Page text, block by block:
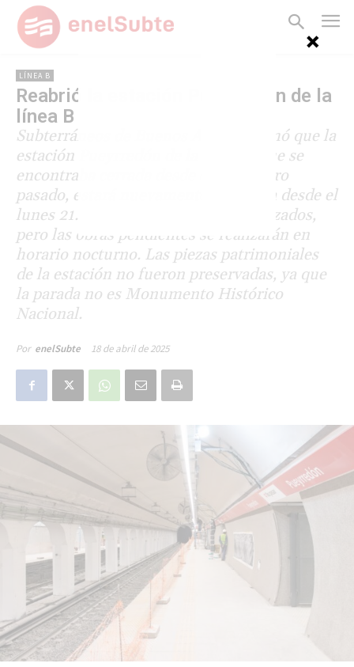
LÍNEA B
Reabrió la estación Pueyrredón de la
línea B
Subterráneos de Buenos Aires informó que la
estación Pueyrredón de la línea B, que se
encontraba cerrada desde el 7 de enero
pasado, estará nuevamente operativa desde el
lunes 21. Los trabajos no están finalizados,
pero las obras pendientes se realizarán en
horario nocturno. Las piezas patrimoniales
de la estación no fueron preservadas, ya que
la parada no es Monumento Histórico
Nacional.
Por enelSubte 18 de abril de 2025